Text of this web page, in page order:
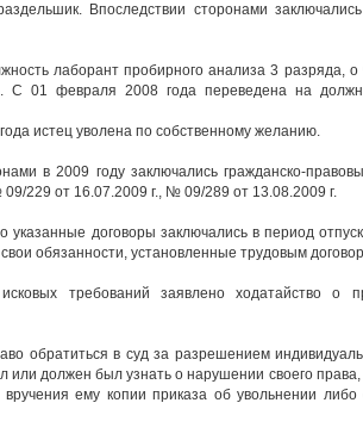
Впоследствии сторонами
лаборант пробирного анализа 3 разряда,
01 февраля 2008 года переведена на
истец уволена по собственному желанию.
в 2009 году заключались гражданско-
229 от 16.07.2009 г., № 09/289 от 13.08.2009 г.
указанные договоры заключались в период
обязанности, установленные трудовым
требований заявлено ходатайство о
обратиться в суд за разрешением
или должен был узнать о нарушении своего
ему копии приказа об увольнении